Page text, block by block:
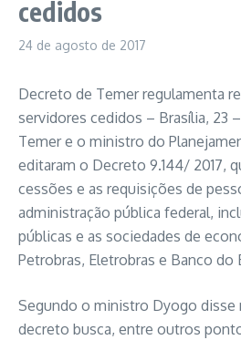
cedidos
24 de agosto de 2017
Decreto de Temer regulamenta
servidores cedidos – Brasília, 23
Temer e o ministro do
editaram o Decreto 9.144/ 2017,
cessões e as requisições de
administração pública federal,
públicas e as sociedades de
Petrobras, Eletrobras e Banco do
Segundo o ministro Dyogo disse
decreto busca, entre outros